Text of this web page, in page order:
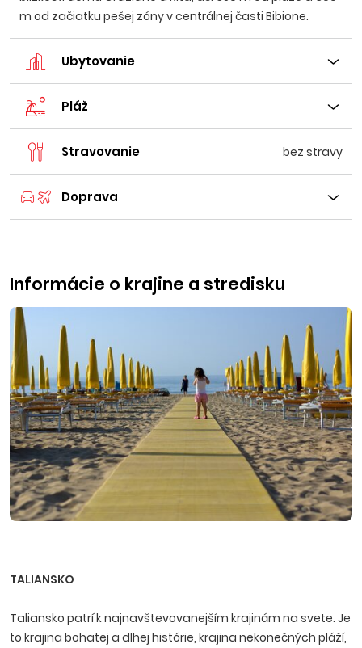
m od začiatku pešej zóny v centrálnej časti Bibione.
Ubytovanie
Pláž
Stravovanie bez stravy
Doprava
Informácie o krajine a stredisku
TALIANSKO
Taliansko patrí k najnavštevovanejším krajinám na svete. Je
to krajina bohatej a dlhej histórie, krajina nekonečných pláží,